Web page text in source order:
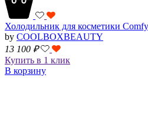
Холодильник для косметики
by COOLBOXBEAUTY
13 100 ₽
Купить в 1 клик
В корзину